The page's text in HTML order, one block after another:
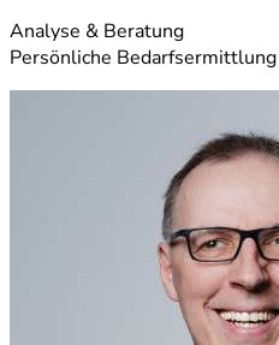
Analyse & Beratung
Persönliche